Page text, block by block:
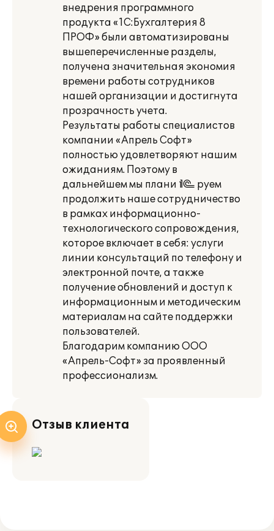
внедрения программного
продукта «1С:Бухгалтерия 8
ПРОФ» были автоматизированы
вышеперечисленные разделы,
получена значительная экономия
времени работы сотрудников
нашей организации и достигнута
прозрачность учета.
Результаты работы специалистов
компании «Апрель Софт»
полностью удовлетворяют нашим
ожиданиям. Поэтому в
дальнейшем мы плани¬руем
продолжить наше сотрудничество
в рамках информационно-
технологического сопровождения,
которое включает в себя: услуги
линии консультаций по телефону и
электронной почте, а также
получение обновлений и доступ к
информационным и методическим
материалам на сайте поддержки
пользователей.
Благодарим компанию ООО
«Апрель-Софт» за проявленный
профессионализм.
Отзыв клиента